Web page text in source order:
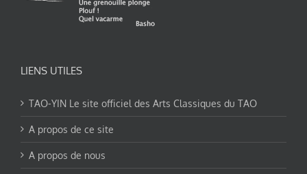
LIENS UTILES
TAO-YIN Le site officiel des Arts Classiques du TAO
A propos de ce site
A propos de nous